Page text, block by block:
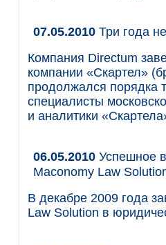
07.05.2010 Три года
Компания Directum
компании «Скартел»
продолжался порядка
специалисты
и аналитики
06.05.2010 Успешное
Maconomy Law
В декабре 2009 года
Law Solution в